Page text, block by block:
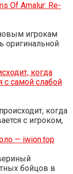
Of Amalur: Re-
игрокам
оригинальной
когда
с самой слабой
когда
с игроком,
— iwion.top
бойцов в